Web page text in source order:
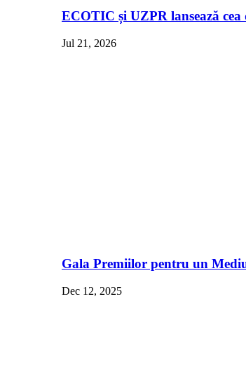
ECOTIC și UZPR lansează
Jul 21, 2026
Gala Premiilor pentru un
Dec 12, 2025